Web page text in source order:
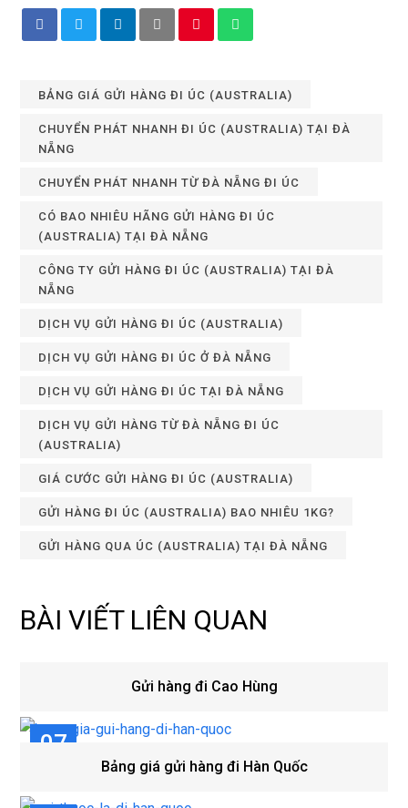
BẢNG GIÁ GỬI HÀNG ĐI ÚC (AUSTRALIA)
CHUYỂN PHÁT NHANH ĐI ÚC (AUSTRALIA) TẠI ĐÀ
NẴNG
CHUYỂN PHÁT NHANH TỪ ĐÀ NẴNG ĐI ÚC
CÓ BAO NHIÊU HÃNG GỬI HÀNG ĐI ÚC
(AUSTRALIA) TẠI ĐÀ NẴNG
CÔNG TY GỬI HÀNG ĐI ÚC (AUSTRALIA) TẠI ĐÀ
NẴNG
DỊCH VỤ GỬI HÀNG ĐI ÚC (AUSTRALIA)
DỊCH VỤ GỬI HÀNG ĐI ÚC Ở ĐÀ NẴNG
DỊCH VỤ GỬI HÀNG ĐI ÚC TẠI ĐÀ NẴNG
DỊCH VỤ GỬI HÀNG TỪ ĐÀ NẴNG ĐI ÚC
(AUSTRALIA)
GIÁ CƯỚC GỬI HÀNG ĐI ÚC (AUSTRALIA)
GỬI HÀNG ĐI ÚC (AUSTRALIA) BAO NHIÊU 1KG?
GỬI HÀNG QUA ÚC (AUSTRALIA) TẠI ĐÀ NẴNG
BÀI VIẾT LIÊN QUAN
Gửi hàng đi Cao Hùng
07
Bảng giá gửi hàng đi Hàn Quốc